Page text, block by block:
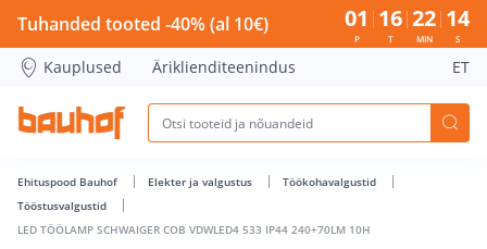
LED TÖÖLAMP SCHWAIGER COB VDWLED4 533 IP44
Tuhanded tooted -40% (al 10€) 01
P
16
T
22
MIN
14
S
Kauplused Äriklienditeenindus ET
Ehituspood Bauhof Elekter ja valgustus
Töökohavalgustid
Tööstusvalgustid
LED TÖÖLAMP SCHWAIGER COB VDWLED4 533 IP44 240+70LM 10H